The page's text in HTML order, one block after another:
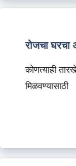
रोजचा
कोणत्याही
मिळवण्यासाठी